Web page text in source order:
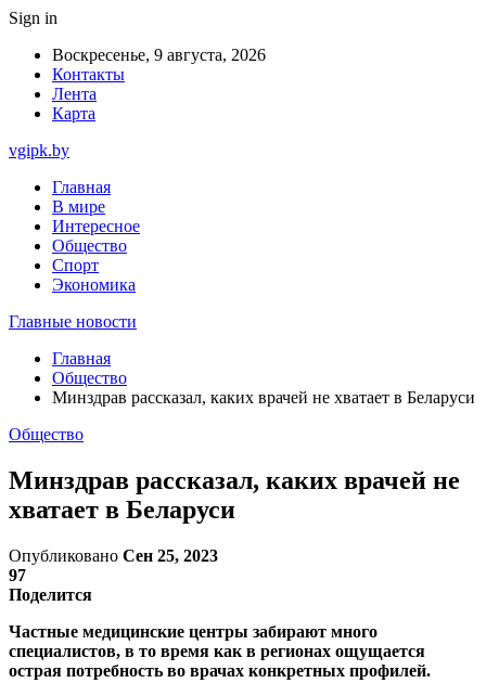
Sign in
Воскресенье, 9 августа, 2026
Контакты
Лента
Карта
vgipk.by
Главная
В мире
Интересное
Общество
Спорт
Экономика
Главные новости
Главная
Общество
Минздрав рассказал, каких врачей не хватает в Беларуси
Общество
Минздрав рассказал, каких врачей не
хватает в Беларуси
Опубликовано Сен 25, 2023
97
Поделится
Частные медицинские центры забирают много
специалистов, в то время как в регионах ощущается
острая потребность во врачах конкретных профилей.